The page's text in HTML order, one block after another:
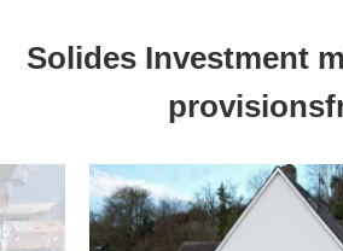
Solides Investment